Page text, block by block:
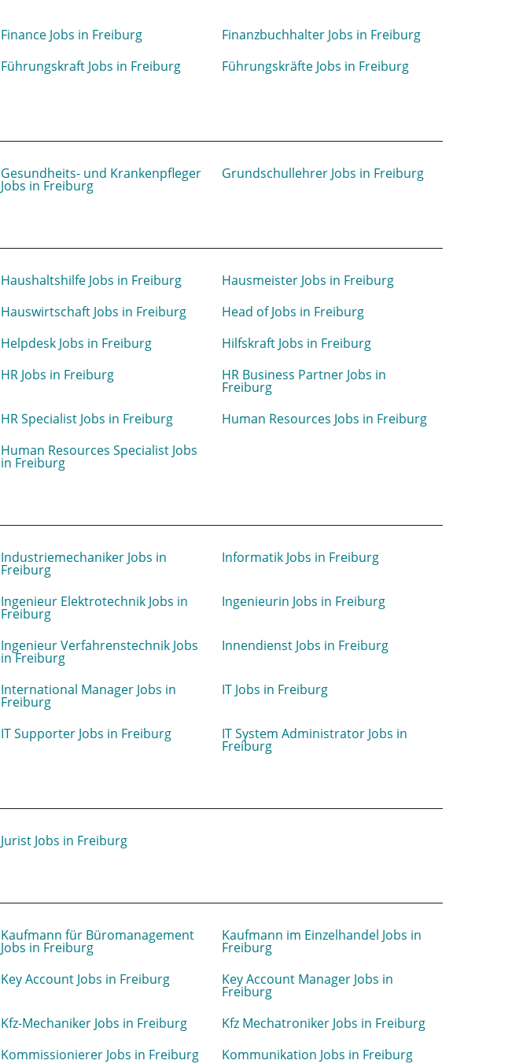
Finance Jobs in Freiburg
Finanzbuchhalter Jobs in Freiburg
Führungskraft Jobs in Freiburg Führungskräfte Jobs in Freiburg
Gesundheits- und Krankenpfleger
Jobs in Freiburg
Grundschullehrer Jobs in Freiburg
Haushaltshilfe Jobs in Freiburg
Hausmeister Jobs in Freiburg
Hauswirtschaft Jobs in Freiburg
Head of Jobs in Freiburg
Helpdesk Jobs in Freiburg
Hilfskraft Jobs in Freiburg
HR Jobs in Freiburg HR Business Partner Jobs in
Freiburg
HR Specialist Jobs in Freiburg
Human Resources Jobs in Freiburg
Human Resources Specialist Jobs
in Freiburg
Industriemechaniker Jobs in
Freiburg
Informatik Jobs in Freiburg
Ingenieur Elektrotechnik Jobs in
Freiburg
Ingenieurin Jobs in Freiburg
Ingenieur Verfahrenstechnik Jobs
in Freiburg
Innendienst Jobs in Freiburg
International Manager Jobs in
Freiburg
IT Jobs in Freiburg
IT Supporter Jobs in Freiburg IT System Administrator Jobs in
Freiburg
Jurist Jobs in Freiburg
Kaufmann für Büromanagement
Jobs in Freiburg
Kaufmann im Einzelhandel Jobs in
Freiburg
Key Account Jobs in Freiburg Key Account Manager Jobs in
Freiburg
Kfz-Mechaniker Jobs in Freiburg
Kfz Mechatroniker Jobs in Freiburg
Kommissionierer Jobs in Freiburg Kommunikation Jobs in Freiburg